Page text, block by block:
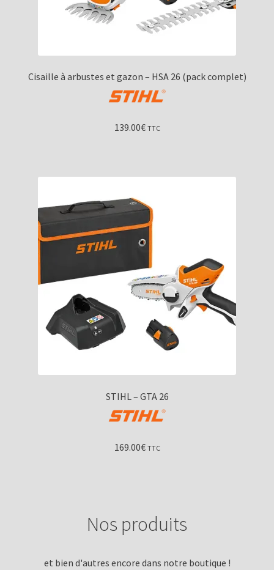
Cisaille à arbustes et gazon – HSA 26 (pack complet)
139.00€ TTC
STIHL – GTA 26
169.00€ TTC
Nos produits
et bien d'autres encore dans notre boutique !